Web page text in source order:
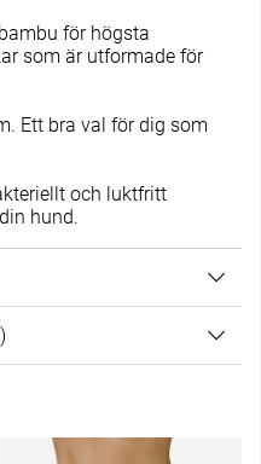
för högsta
som är utformade för
Ett bra val för dig som
och luktfritt
hund.
5 ANTAL BETYG 12
)